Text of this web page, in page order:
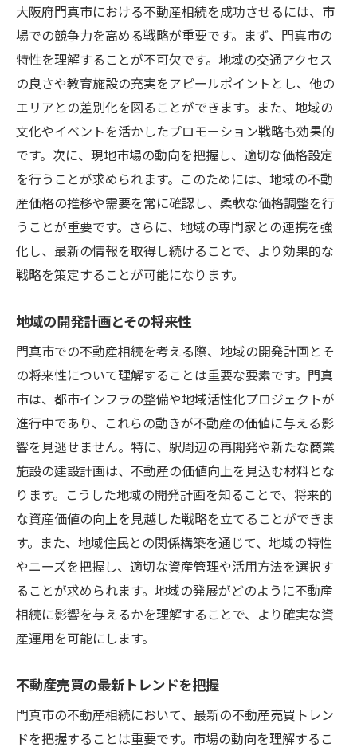
大阪府門真市における不動産相続を成功させるには、市
場での競争力を高める戦略が重要です。まず、門真市の
特性を理解することが不可欠です。地域の交通アクセス
の良さや教育施設の充実をアピールポイントとし、他の
エリアとの差別化を図ることができます。また、地域の
文化やイベントを活かしたプロモーション戦略も効果的
です。次に、現地市場の動向を把握し、適切な価格設定
を行うことが求められます。このためには、地域の不動
産価格の推移や需要を常に確認し、柔軟な価格調整を行
うことが重要です。さらに、地域の専門家との連携を強
化し、最新の情報を取得し続けることで、より効果的な
戦略を策定することが可能になります。
地域の開発計画とその将来性
門真市での不動産相続を考える際、地域の開発計画とそ
の将来性について理解することは重要な要素です。門真
市は、都市インフラの整備や地域活性化プロジェクトが
進行中であり、これらの動きが不動産の価値に与える影
響を見逃せません。特に、駅周辺の再開発や新たな商業
施設の建設計画は、不動産の価値向上を見込む材料とな
ります。こうした地域の開発計画を知ることで、将来的
な資産価値の向上を見越した戦略を立てることができま
す。また、地域住民との関係構築を通じて、地域の特性
やニーズを把握し、適切な資産管理や活用方法を選択す
ることが求められます。地域の発展がどのように不動産
相続に影響を与えるかを理解することで、より確実な資
産運用を可能にします。
不動産売買の最新トレンドを把握
門真市の不動産相続において、最新の不動産売買トレン
ドを把握することは重要です。市場の動向を理解するこ